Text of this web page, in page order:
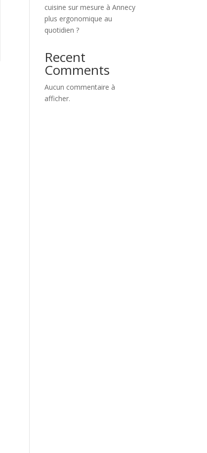
cuisine sur mesure à Annecy
plus ergonomique au
quotidien ?
Recent
Comments
Aucun commentaire à
afficher.